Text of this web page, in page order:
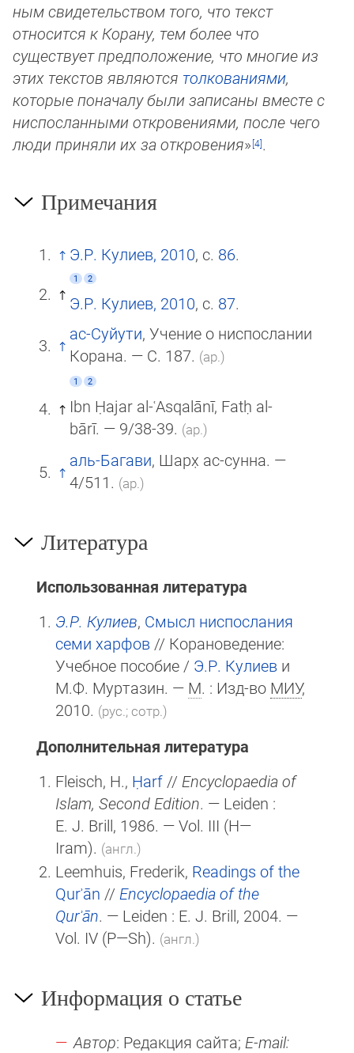
ным свидетельством того, что текст
относится к Корану, тем более что
существует предположение, что многие из
этих текс­тов яв­ляются толкованиями,
которые поначалу были записаны вместе с
ниспосланными откровениями, после чего
люди при­ня­ли их за от­кро­ве­ния» .
Примечания
Э.Р. Кулиев, 2010, с. 86.
1 2
Э.Р. Кулиев, 2010, с. 87.
ас-Суйути, Учение о ниспослании
Корана. — С. 187. (ар.)
1 2
Ibn Ḥajar al-ʿAsqalānī, Fatḥ al-
bārī. — 9/38-39. (ар.)
аль-Багави, Шарх̣ ас-сунна. —
4/511. (ар.)
Литература
Использованная литература
Э.Р. Кулиев, Смысл ниспослания
семи xарфов // Корановедение:
Учебное пособие / Э.Р. Кулиев и
М.Ф. Муртазин. — М. : Изд-во МИУ,
2010. (рус.; сотр.)
Дополнительная литература
Fleisch, H., Ḥarf // Encyclopaedia of
Islam, Second Edition. — Leiden :
E. J. Brill, 1986. — Vol. III (H—
Iram). (англ.)
Leemhuis, Frederik, Readings of the
Qurʾān // Encyclopaedia of the
Qurʾān. — Leiden : E. J. Brill, 2004. —
Vol. IV (P—Sh). (англ.)
Информация о статье
Автор: Редакция сайта; E-mail: